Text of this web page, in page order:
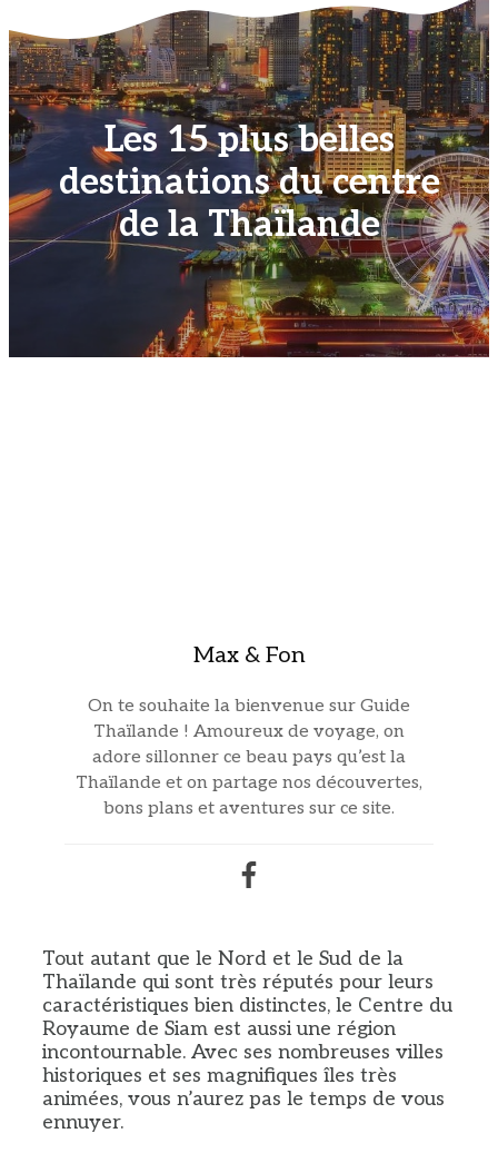
Les 15 plus belles
destinations du centre
de la Thaïlande
Max & Fon
On te souhaite la bienvenue sur Guide
Thaïlande ! Amoureux de voyage, on
adore sillonner ce beau pays qu’est la
Thaïlande et on partage nos découvertes,
bons plans et aventures sur ce site.
Tout autant que le Nord et le Sud de la
Thaïlande qui sont très réputés pour leurs
caractéristiques bien distinctes, le Centre du
Royaume de Siam est aussi une région
incontournable. Avec ses nombreuses villes
historiques et ses magnifiques îles très
animées, vous n’aurez pas le temps de vous
ennuyer.